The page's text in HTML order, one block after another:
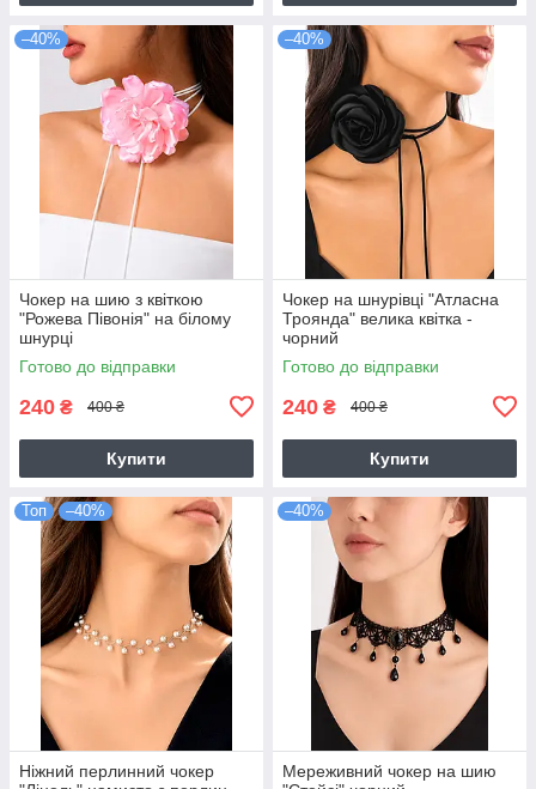
–40%
Чокер на шию з квіткою
"Рожева Півонія" на білому
шнурці
Готово до відправки
240 ₴ 400 ₴
Купити
–40%
Чокер на шнурівці "Атласна
Троянда" велика квітка -
чорний
Готово до відправки
240 ₴ 400 ₴
Купити
Топ –40%
Ніжний перлинний чокер
–40%
Мереживний чокер на шию